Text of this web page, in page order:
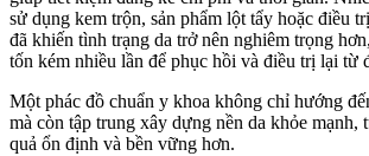
sử dụng kem trộn, sản phẩm lột tẩy hoặc điều
đã khiến tình trạng da trở nên nghiêm trọng
tốn kém nhiều lần để phục hồi và điều trị lại từ
Một phác đồ chuẩn y khoa không chỉ hướng
mà còn tập trung xây dựng nền da khỏe mạnh,
quả ổn định và bền vững hơn.